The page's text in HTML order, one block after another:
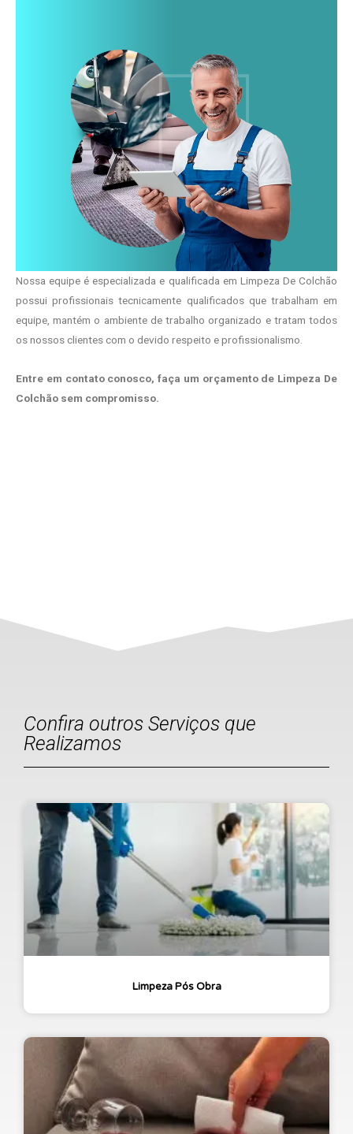
Nossa equipe é especializada e qualificada em Limpeza De Colchão
possui profissionais tecnicamente qualificados que trabalham em
equipe, mantém o ambiente de trabalho organizado e tratam todos
os nossos clientes com o devido respeito e profissionalismo.
Entre em contato conosco, faça um orçamento de Limpeza De
Colchão sem compromisso.
Confira outros Serviços que
Realizamos
Limpeza Pós Obra